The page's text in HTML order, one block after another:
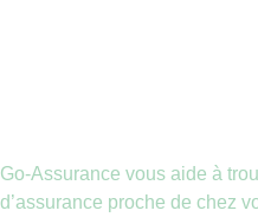
Go-Assurance vous aide à
d’assurance proche de chez